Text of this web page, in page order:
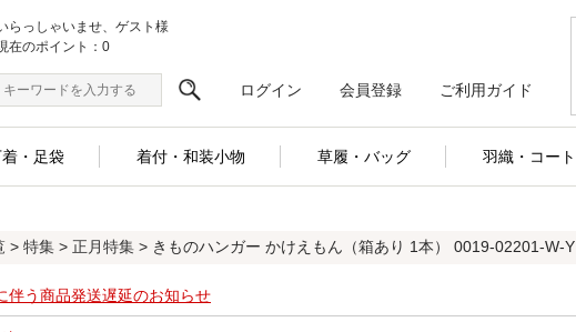
らっしゃいませ、ゲスト様
在のポイント：0
ログイン 会員登録 ご利用ガイド
・足袋 着付・和装小物 草履・バッグ 羽織・コート
> 特集 > 正月特集 > きものハンガー かけえもん（箱あり 1本） 0019-02201-W-Y
伴う商品発送遅延のお知らせ